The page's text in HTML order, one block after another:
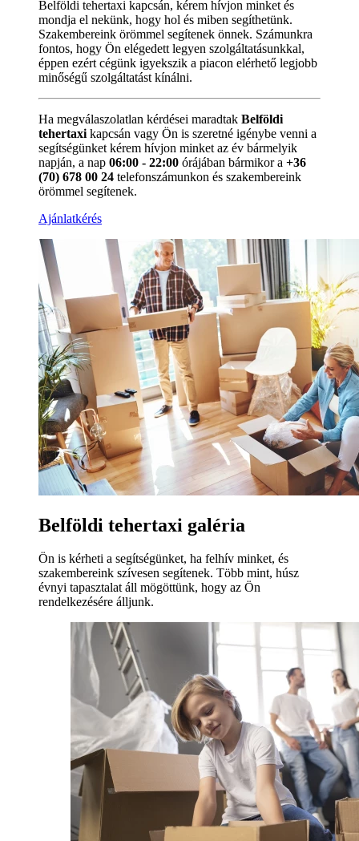
Belföldi tehertaxi kapcsán, kérem hívjon minket és
mondja el nekünk, hogy hol és miben segíthetünk.
Szakembereink örömmel segítenek önnek. Számunkra
fontos, hogy Ön elégedett legyen szolgáltatásunkkal,
éppen ezért cégünk igyekszik a piacon elérhető legjobb
minőségű szolgáltatást kínálni.
Ha megválaszolatlan kérdései maradtak Belföldi
tehertaxi kapcsán vagy Ön is szeretné igénybe venni a
segítségünket kérem hívjon minket az év bármelyik
napján, a nap 06:00 - 22:00 órájában bármikor a +36
(70) 678 00 24 telefonszámunkon és szakembereink
örömmel segítenek.
Ajánlatkérés
Belföldi tehertaxi galéria
Ön is kérheti a segítségünket, ha felhív minket, és
szakembereink szívesen segítenek. Több mint, húsz
évnyi tapasztalat áll mögöttünk, hogy az Ön
rendelkezésére álljunk.